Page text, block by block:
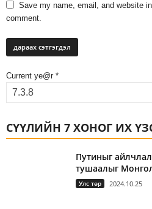
Save my name, email, and website
comment.
Current ye@r *
СҮҮЛИЙН 7 ХОНОГ ИХ
Путиныг
тушаалыг
Улс төр 2024.10.25